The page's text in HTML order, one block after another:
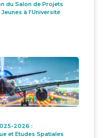
du Salon de Projets
à l’Université
2026 :
et Etudes Spatiales